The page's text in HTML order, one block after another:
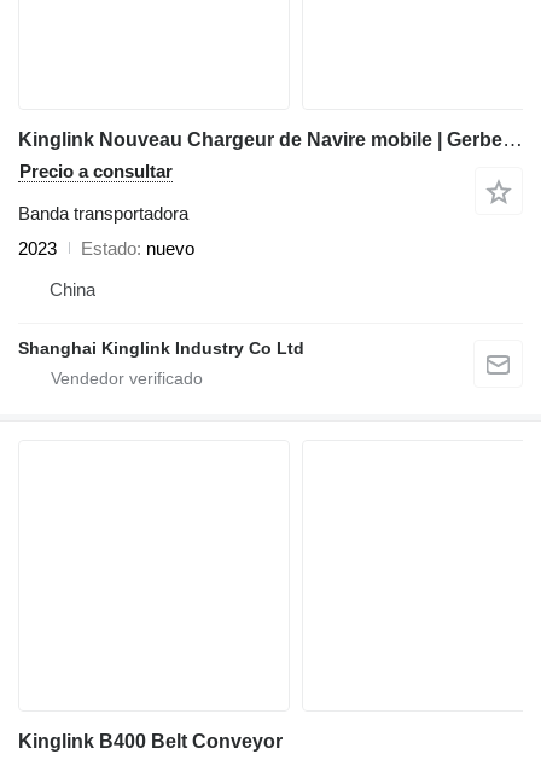
Kinglink Nouveau Chargeur de Navire mobile | Gerbeur radial
Precio a consultar
Banda transportadora
2023
Estado nuevo
China
Shanghai Kinglink Industry Co Ltd
Kinglink B400 Belt Conveyor